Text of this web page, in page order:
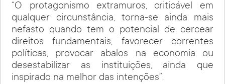
“O protagonismo extramuros, criticável em
qualquer circunstância, torna-se ainda mais
nefasto quando tem o potencial de cercear
direitos fundamentais, favorecer correntes
políticas, provocar abalos na economia ou
desestabilizar as instituições, ainda que
inspirado na melhor das intenções”.